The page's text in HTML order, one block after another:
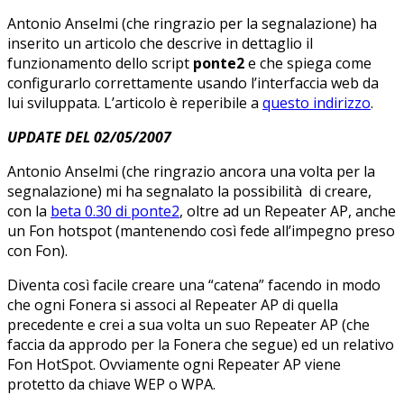
Antonio Anselmi (che ringrazio per la segnalazione) ha
inserito un articolo che descrive in dettaglio il
funzionamento dello script ponte2e che spiega come
configurarlo correttamente usando l’interfaccia web da
lui sviluppata. L’articolo è reperibile a questo indirizzo.
UPDATE DEL 02/05/2007
Antonio Anselmi (che ringrazio ancora una volta per la
segnalazione) mi ha segnalato la possibilità di creare,
con la beta 0.30 di ponte2, oltre ad un Repeater AP, anche
un Fon hotspot (mantenendo così fede all’impegno preso
con Fon).
Diventa così facile creare una “catena” facendo in modo
che ogni Fonera si associ al Repeater AP di quella
precedente e crei a sua volta un suo Repeater AP (che
faccia da approdo per la Fonera che segue) ed un relativo
Fon HotSpot. Ovviamente ogni Repeater AP viene
protetto da chiave WEP o WPA.